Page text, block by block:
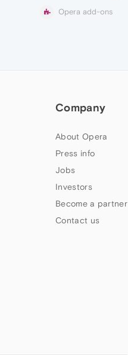
Opera add-ons
Company
About Opera
Press info
Jobs
Investors
Become a partner
Contact us